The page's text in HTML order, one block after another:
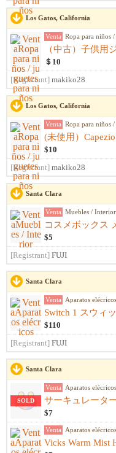
Los Gatos, California
Venta Ropa para niños
（中古）子供用
＄10
[Registrant] makiko28
Los Gatos, California
Venta Ropa para niños
(未使用）
$10
[Registrant] makiko28
Santa Clara
Venta Muebles / Interior
コスメボックス
$5
[Registrant] FUJI
Santa Clara
Venta Aparatos elécricos
Switch 1 スウィ
$110
[Registrant] FUJI
Santa Clara
SOLD
Venta Aparatos elécricos
サーキュレータ
$7
Venta Aparatos elécricos
Vicks Warm Mist